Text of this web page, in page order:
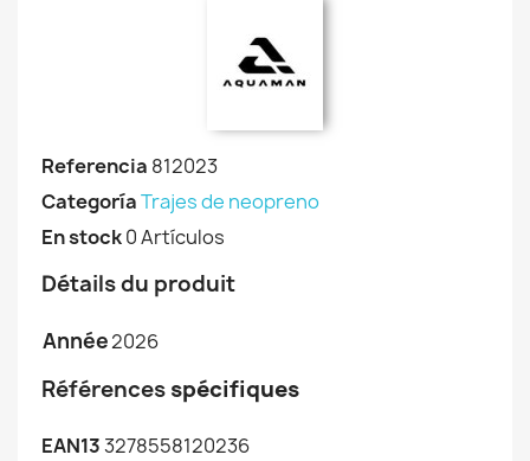
Referencia 812023
CategoríaTrajes de neopreno
En stock0 Artículos
Détails du produit
Année2026
Références spécifiques
EAN133278558120236